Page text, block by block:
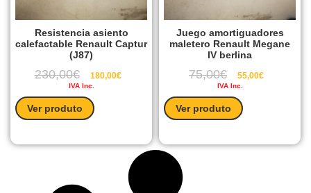
Resistencia asiento
calefactable Renault Captur
(J87)
230,00€ 180,00€
IVA Inc.
Ver produto
Juego amortiguadores
maletero Renault Megane
IV berlina
75,00€ 55,00€
IVA Inc.
Ver produto